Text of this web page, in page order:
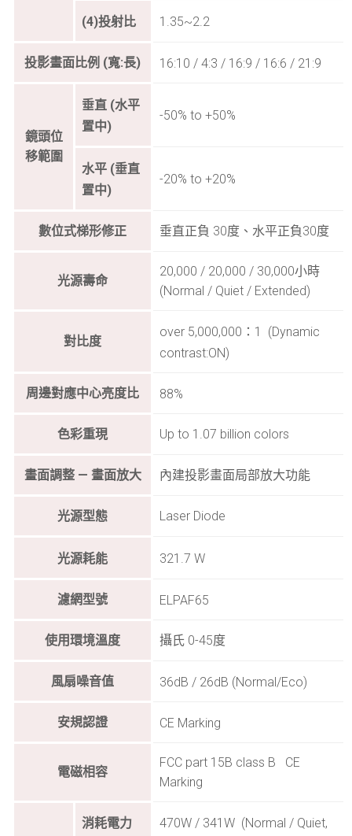
(4)投射比 1.35~2.2
投影畫面比例 (寬:長) 16:10 / 4:3 / 16:9 / 16:6 / 21:9
鏡頭位
移範圍
垂直 (水平
置中)
-50% to +50%
水平 (垂直
置中)
-20% to +20%
數位式梯形修正 垂直正負 30度、水平正負30度
光源壽命
20,000 / 20,000 / 30,000小時
(Normal / Quiet / Extended)
對比度
over 5,000,000：1 (Dynamic
contrast:ON)
周邊對應中心亮度比 88%
色彩重現 Up to 1.07 billion colors
畫面調整 — 畫面放大 內建投影畫面局部放大功能
光源型態 Laser Diode
光源耗能 321.7 W
濾網型號 ELPAF65
使用環境溫度 攝氏 0-45度
風扇噪音值 36dB / 26dB (Normal/Eco)
安規認證 CE Marking
電磁相容
FCC part 15B class B CE
Marking
消耗電力
470W / 341W (Normal / Quiet,